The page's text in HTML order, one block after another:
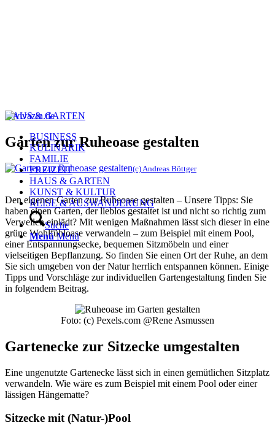
BUSINESS
KULINARIK
FAMILIE
FREIZEIT
HAUS & GARTEN
KUNST & KULTUR
REISE & AUSWANDERUNG
Suche
Menü Menü
HAUS & GARTEN
Garten zur Ruheoase gestalten
(c) Andreas Böttger
Den eigenen Garten zur Ruheoase gestalten – Unsere Tipps: Sie
haben einen Garten, der lieblos gestaltet ist und nicht so richtig zum
Verweilen einlädt? Mit wenigen Maßnahmen lässt sich dieser in eine
grüne Wohlfühloase verwandeln – zum Beispiel mit einem Pool,
einer Entspannungsecke, bequemen Sitzmöbeln und einer
vielseitigen Bepflanzung. So finden Sie einen Ort der Ruhe, an dem
Sie sich umgeben von der Natur herrlich entspannen können. Einige
Tipps und Vorschläge zur individuellen Gartengestaltung finden Sie
in folgendem Beitrag.
Foto: (c) Pexels.com @Rene Asmussen
Gartenecke zur Sitzecke umgestalten
Eine ungenutzte Gartenecke lässt sich in einen gemütlichen Sitzplatz
verwandeln. Wie wäre es zum Beispiel mit einem Pool oder einer
lässigen Hängematte?
Sitzecke mit (Natur-)Pool